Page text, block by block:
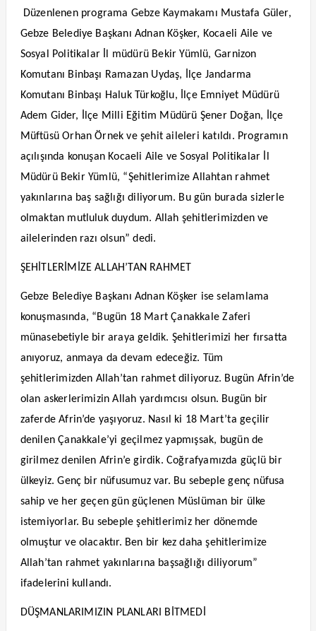
Düzenlenen programa Gebze Kaymakamı Mustafa Güler,
Gebze Belediye Başkanı Adnan Köşker, Kocaeli Aile ve
Sosyal Politikalar İl müdürü Bekir Yümlü, Garnizon
Komutanı Binbaşı Ramazan Uydaş, İlçe Jandarma
Komutanı Binbaşı Haluk Türkoğlu, İlçe Emniyet Müdürü
Adem Gider, İlçe Milli Eğitim Müdürü Şener Doğan, İlçe
Müftüsü Orhan Örnek ve şehit aileleri katıldı. Programın
açılışında konuşan Kocaeli Aile ve Sosyal Politikalar İl
Müdürü Bekir Yümlü, “Şehitlerimize Allahtan rahmet
yakınlarına baş sağlığı diliyorum. Bu gün burada sizlerle
olmaktan mutluluk duydum. Allah şehitlerimizden ve
ailelerinden razı olsun” dedi.
ŞEHİTLERİMİZE ALLAH’TAN RAHMET
Gebze Belediye Başkanı Adnan Köşker ise selamlama
konuşmasında, “Bugün 18 Mart Çanakkale Zaferi
münasebetiyle bir araya geldik. Şehitlerimizi her fırsatta
anıyoruz, anmaya da devam edeceğiz. Tüm
şehitlerimizden Allah’tan rahmet diliyoruz. Bugün Afrin’de
olan askerlerimizin Allah yardımcısı olsun. Bugün bir
zaferde Afrin’de yaşıyoruz. Nasıl ki 18 Mart’ta geçilir
denilen Çanakkale’yi geçilmez yapmışsak, bugün de
girilmez denilen Afrin’e girdik. Coğrafyamızda güçlü bir
ülkeyiz. Genç bir nüfusumuz var. Bu sebeple genç nüfusa
sahip ve her geçen gün güçlenen Müslüman bir ülke
istemiyorlar. Bu sebeple şehitlerimiz her dönemde
olmuştur ve olacaktır. Ben bir kez daha şehitlerimize
Allah’tan rahmet yakınlarına başsağlığı diliyorum”
ifadelerini kullandı.
DÜŞMANLARIMIZIN PLANLARI BİTMEDİ